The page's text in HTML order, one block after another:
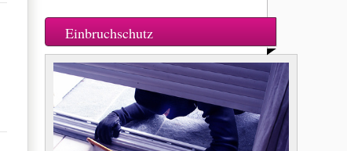
Einbruchschutz